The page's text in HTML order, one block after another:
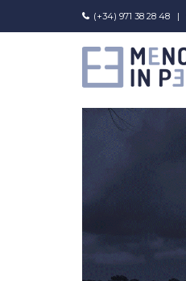
(+34) 971 38 28 48 |